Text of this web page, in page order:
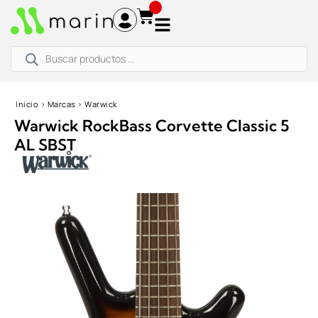
productos
Inicio › Marcas › Warwick
Warwick RockBass Corvette Classic 5
AL SBST